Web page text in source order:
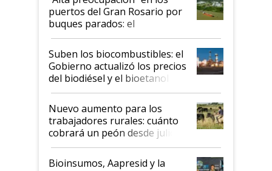
puertos del Gran Rosario por
buques parados: el
funcionamiento de las
exportadoras en tensión tras
la medida de fuerza de los
prácticos
Suben los biocombustibles: el
Gobierno actualizó los precios
del biodiésel y el bioetanol
Nuevo aumento para los
trabajadores rurales: cuánto
cobrará un peón desde julio
Bioinsumos, Aapresid y la